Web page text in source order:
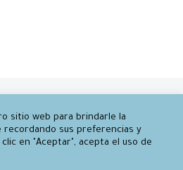
ConsultorsandEmetic
sitio web para brindarle la
recordando sus preferencias y
en "Aceptar", acepta el uso de